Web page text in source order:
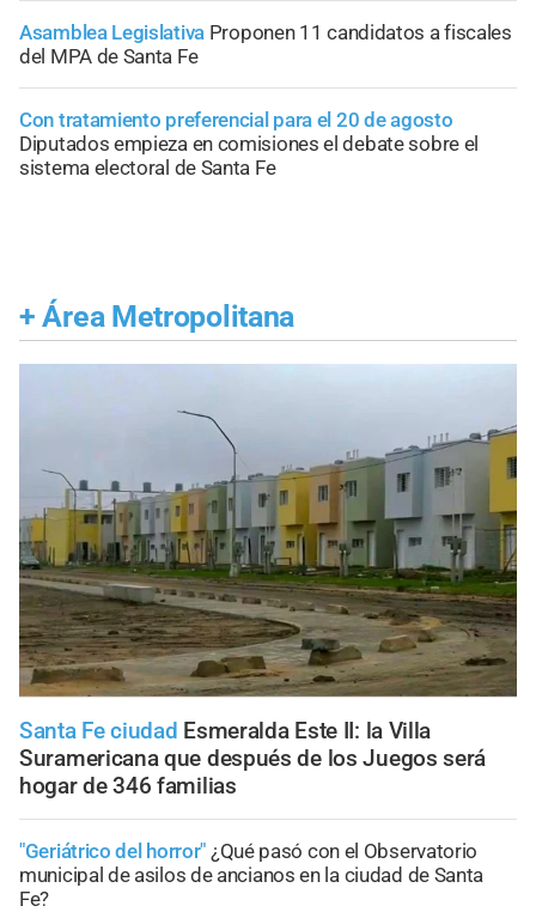
Asamblea Legislativa Proponen 11 candidatos a fiscales
del MPA de Santa Fe
Con tratamiento preferencial para el 20 de agosto
Diputados empieza en comisiones el debate sobre el
sistema electoral de Santa Fe
+ Área Metropolitana
Santa Fe ciudad Esmeralda Este II: la Villa
Suramericana que después de los Juegos será
hogar de 346 familias
"Geriátrico del horror" ¿Qué pasó con el Observatorio
municipal de asilos de ancianos en la ciudad de Santa
Fe?